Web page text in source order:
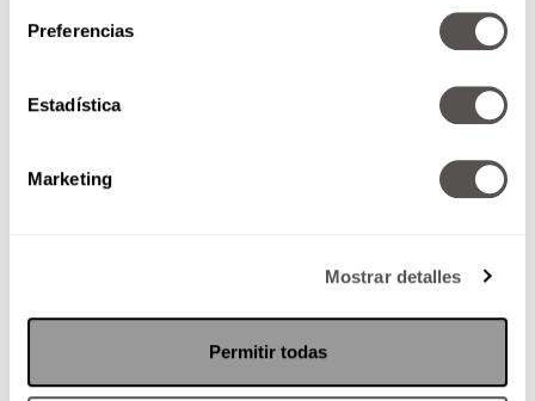
Preferencias
Estadística
Marketing
Mostrar detalles
Permitir todas
relevantes y con un tiempo límite. Esto te
dará claridad y motivación.